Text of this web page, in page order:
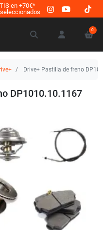
en +70€*
0
Drive+ Pastilla de freno
DP1010.10.1167